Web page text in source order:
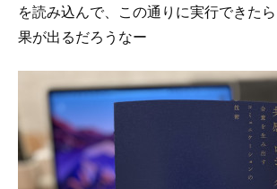
を読み込んで、この通りに実行できた
果が出るだろうなー